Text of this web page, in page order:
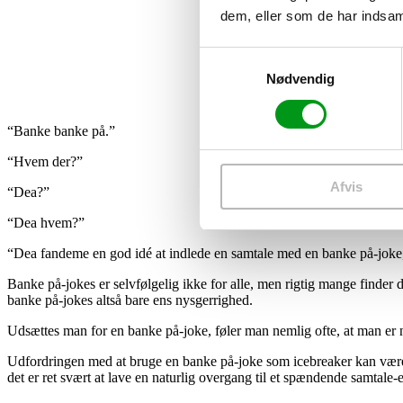
dem, eller som de har
Nødvendig
Afvis
“Banke banke på.”
“Hvem der?”
“Dea?”
“Dea hvem?”
“Dea fandeme en god idé at indlede en samtale med en banke på-
Banke på-jokes er selvfølgelig ikke for alle, men rigtig mange finder
banke på-jokes altså bare ens nysgerrighed.
Udsættes man for en banke på-joke, føler man nemlig ofte, at man
Udfordringen med at bruge en banke på-joke som icebreaker kan
det er ret svært at lave en naturlig overgang til et spændende